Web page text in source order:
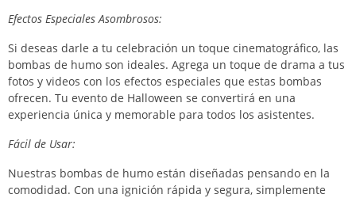
Efectos Especiales Asombrosos:
Si deseas darle a tu celebración un toque cinematográfico, las
bombas de humo son ideales. Agrega un toque de drama a tus
fotos y videos con los efectos especiales que estas bombas
ofrecen. Tu evento de Halloween se convertirá en una
experiencia única y memorable para todos los asistentes.
Fácil de Usar:
Nuestras bombas de humo están diseñadas pensando en la
comodidad. Con una ignición rápida y segura, simplemente